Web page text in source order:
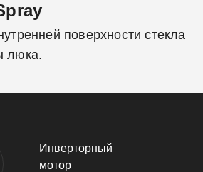
поверхности стекла
люка.
Инверторный
мотор